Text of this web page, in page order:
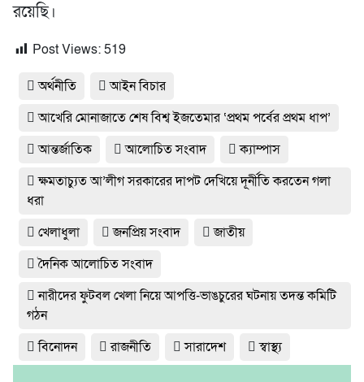
রয়েছি।
Post Views:519
অর্থনীতি
আইন বিচার
আখেরি মোনাজাতে শেষ বিশ্ব ইজতেমার ‘প্রথম পর্বের প্রথম ধাপ’
আন্তর্জাতিক
আলোচিত সংবাদ
ক্যাম্পাস
ক্ষমতাচ্যুত আ’লীগ সরকারের দাপট দেখিয়ে দূর্নীতি করতেন গলা
ধরা
খেলাধুলা
জনপ্রিয় সংবাদ
জাতীয়
দৈনিক আলোচিত সংবাদ
নারীদের ফুটবল খেলা নিয়ে আপত্তি-ভাঙচুরের ঘটনায় তদন্ত কমিটি
গঠন
বিনোদন
রাজনীতি সারাদেশ স্বাস্থ্য